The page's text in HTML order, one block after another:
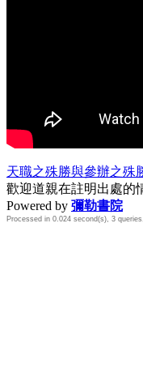
天職之殊勝與參辦之殊
歡迎道親在註明出處的
Powered by 彌勒書院
Processed in 0.024 second(s), 3